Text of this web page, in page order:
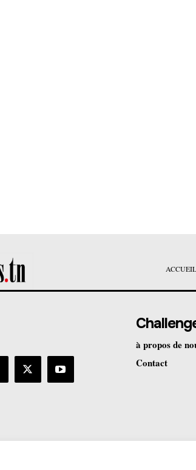
ACCUEIL
à propos de
Contact